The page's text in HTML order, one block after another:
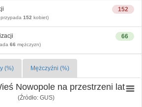
152
152 kobiet)
66
66 mężczyzn)
(%) Mężczyźni (%)
Nowopole na przestrzeni lat
(Źródło: GUS)